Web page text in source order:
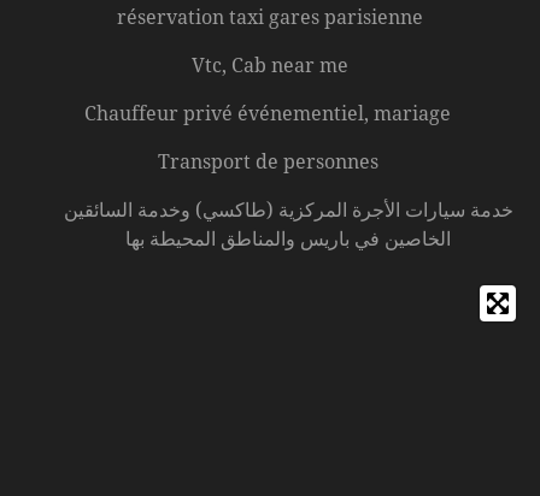
réservation taxi gares parisienne
Vtc, Cab near me
Chauffeur privé événementiel, mariage
Transport de personnes
خدمة سيارات الأجرة المركزية (طاكسي) وخدمة السائقين
الخاصين في باريس والمناطق المحيطة بها